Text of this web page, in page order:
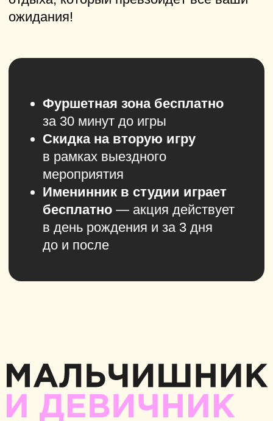
IRIGAMES — идеальное место для
незабываемого мальчишника или
​ул. Братьев Петряевых, 5к4